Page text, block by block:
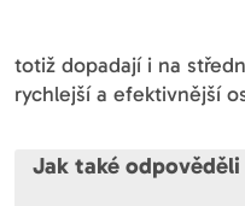
totiž dopadají i na
rychlejší a efektivnější
Jak také